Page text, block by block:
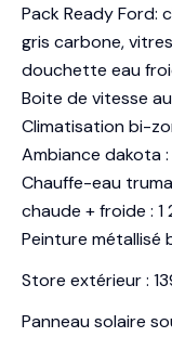
Pack Ready Ford:
gris carbone,
douchette eau
Boite de vitesse
Climatisation bi-
Ambiance dakota
Chauffe-eau
chaude + froide : 1
Peinture métallisé
Store extérieur :
Panneau solaire